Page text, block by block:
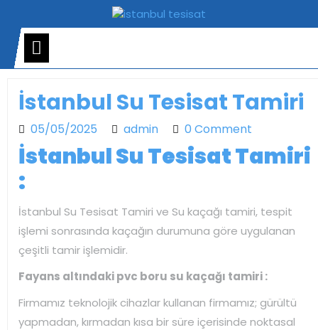
content
İstanbul Su Tesisat Tamiri
05/05/2025 05/05/2025
adminadmin0 Comment
İstanbul Su Tesisat Tamiri
:
İstanbul Su Tesisat Tamiri ve Su kaçağı tamiri, tespit
işlemi sonrasında kaçağın durumuna göre uygulanan
çeşitli tamir işlemidir.
Fayans altındaki pvc boru su kaçağı tamiri :
Firmamız teknolojik cihazlar kullanan firmamız; gürültü
yapmadan, kırmadan kısa bir süre içerisinde noktasal